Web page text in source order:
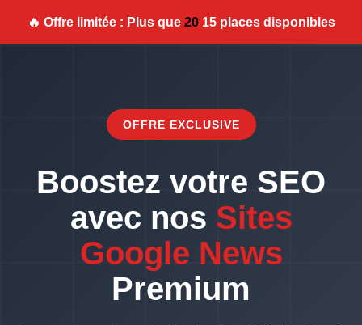
🔥 Offre limitée : Plus que2015 places disponibles
OFFRE EXCLUSIVE
Boostez votre SEO
avec nos Sites
Google News
Premium